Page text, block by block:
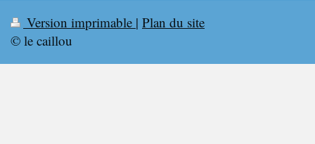
Version imprimable | Plan du site
© le caillou